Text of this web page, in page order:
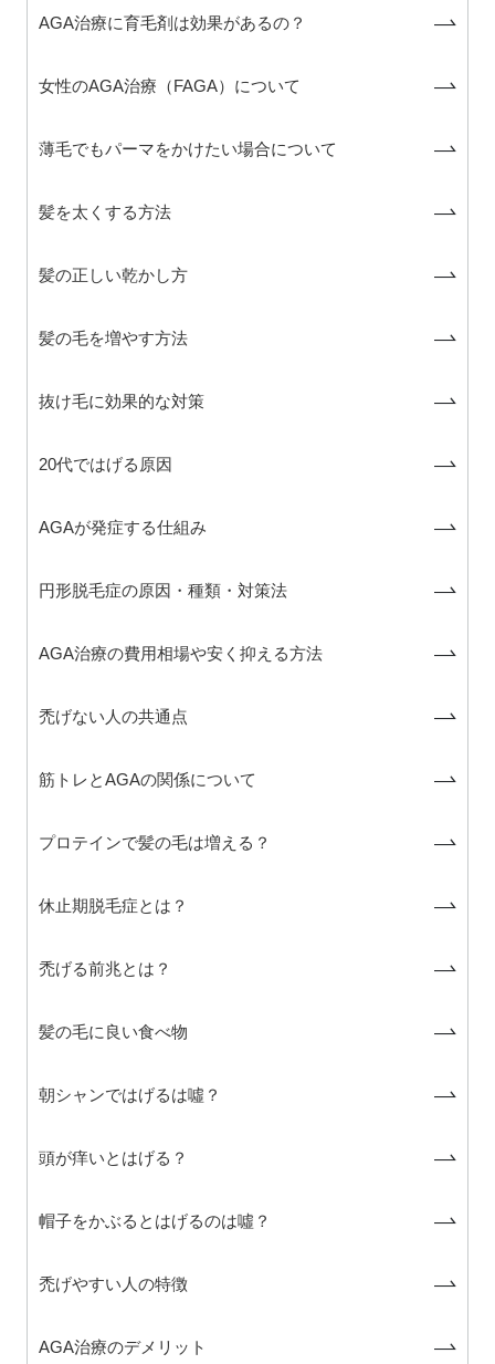
AGA治療に育毛剤は効果があるの？
女性のAGA治療（FAGA）について
薄毛でもパーマをかけたい場合について
髪を太くする方法
髪の正しい乾かし方
髪の毛を増やす方法
抜け毛に効果的な対策
20代ではげる原因
AGAが発症する仕組み
円形脱毛症の原因・種類・対策法
AGA治療の費用相場や安く抑える方法
禿げない人の共通点
筋トレとAGAの関係について
プロテインで髪の毛は増える？
休止期脱毛症とは？
禿げる前兆とは？
髪の毛に良い食べ物
朝シャンではげるは噓？
頭が痒いとはげる？
帽子をかぶるとはげるのは噓？
禿げやすい人の特徴
AGA治療のデメリット